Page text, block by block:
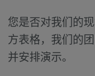
您是否对我们的
方表格，我们的
并安排演示。